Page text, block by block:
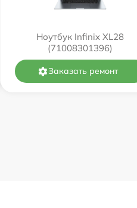
Ноутбук Infinix XL28
(71008301396)
Заказать ремонт